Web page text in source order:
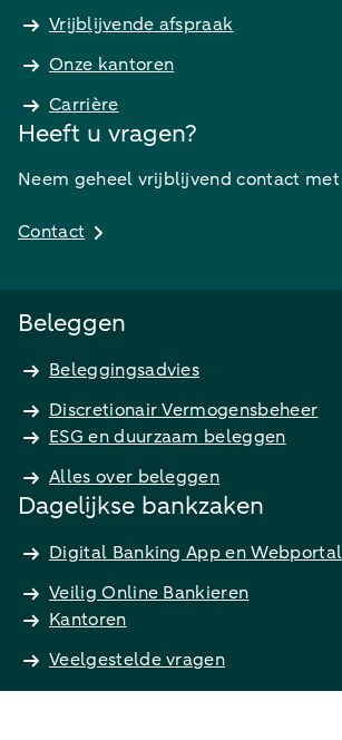
Vrijblijvende afspraak
Onze kantoren
Carrière
Heeft u vragen?
Neem geheel vrijblijvend contact met
Contact
Beleggen
Beleggingsadvies
Discretionair Vermogensbeheer
ESG en duurzaam beleggen
Alles over beleggen
Dagelijkse bankzaken
Digital Banking App en Webportal
Veilig Online Bankieren
Kantoren
Veelgestelde vragen